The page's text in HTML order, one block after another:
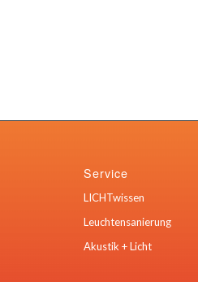
Service
LICHTwissen
Leuchtensanierung
Akustik + Licht